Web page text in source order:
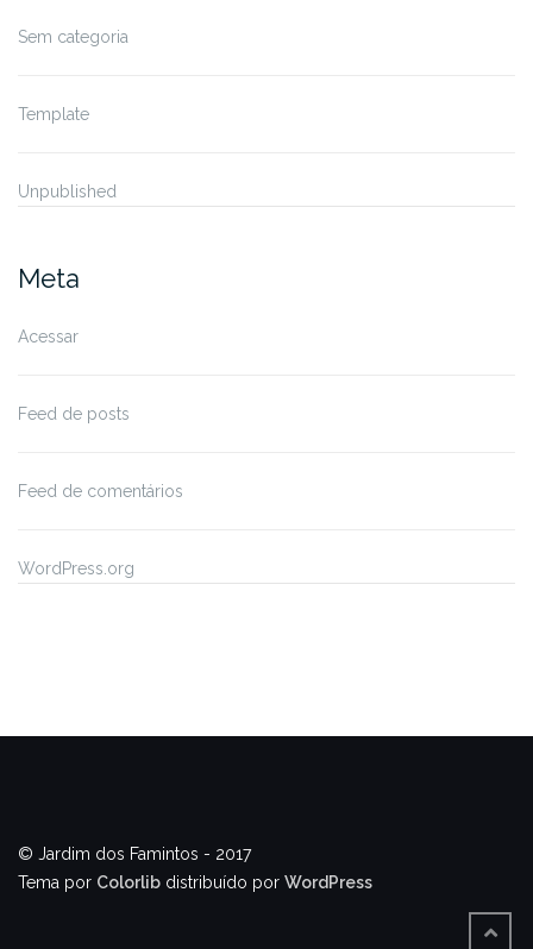
Sem categoria
Template
Unpublished
Meta
Acessar
Feed de posts
Feed de comentários
WordPress.org
© Jardim dos Famintos - 2017
Tema por Colorlib distribuído por WordPress